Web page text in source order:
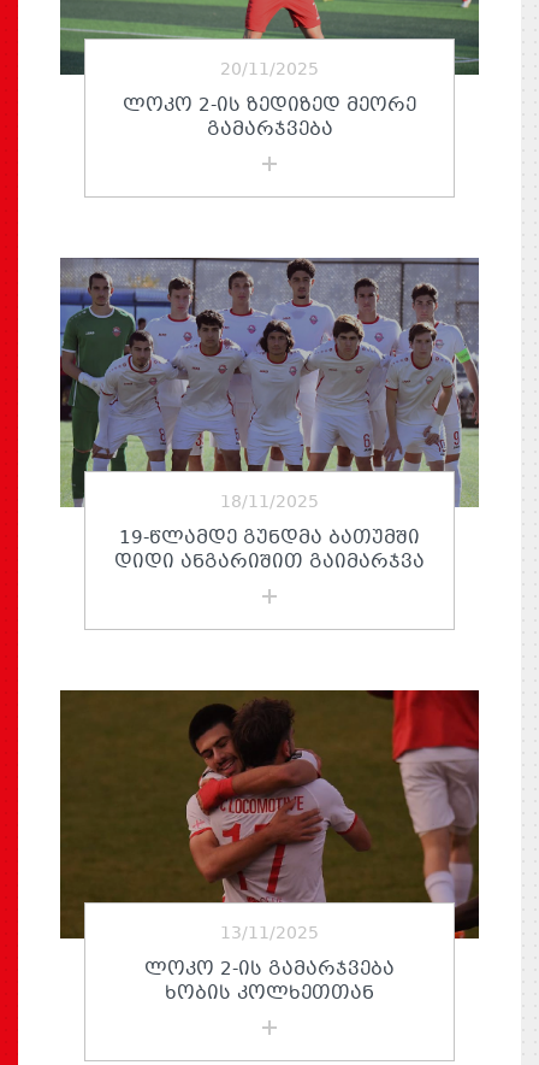
20/11/2025
ᲚᲝᲙᲝ 2-ᲘᲡ ᲖᲔᲓᲘᲖᲔᲓ ᲛᲔᲝᲠᲔ
ᲒᲐᲛᲐᲠᲯᲕᲔᲑᲐ
18/11/2025
19-ᲬᲚᲐᲛᲓᲔ ᲒᲣᲜᲓᲛᲐ ᲑᲐᲗᲣᲛᲨᲘ
ᲓᲘᲓᲘ ᲐᲜᲒᲐᲠᲘᲨᲘᲗ ᲒᲐᲘᲛᲐᲠᲯᲕᲐ
13/11/2025
ᲚᲝᲙᲝ 2-ᲘᲡ ᲒᲐᲛᲐᲠᲯᲕᲔᲑᲐ
ᲮᲝᲑᲘᲡ ᲙᲝᲚᲮᲔᲗᲗᲐᲜ